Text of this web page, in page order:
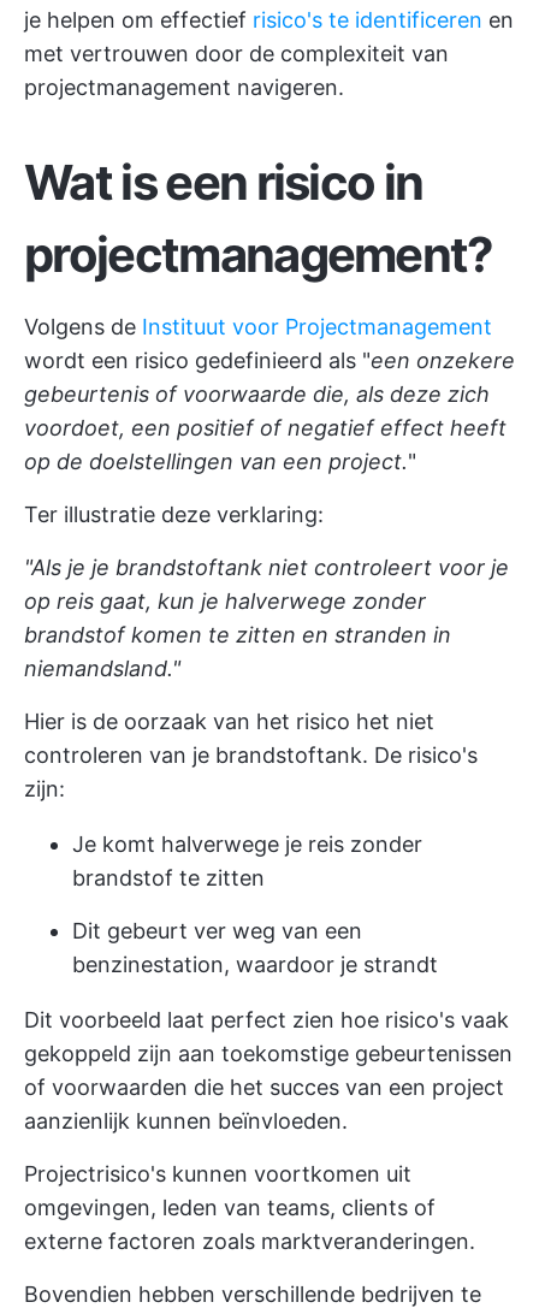
je helpen om effectief risico's te identificeren en
met vertrouwen door de complexiteit van
projectmanagement navigeren.
Wat is een risico in
projectmanagement?
Volgens de Instituut voor Projectmanagement
wordt een risico gedefinieerd als "een onzekere
gebeurtenis of voorwaarde die, als deze zich
voordoet, een positief of negatief effect heeft
op de doelstellingen van een project."
Ter illustratie deze verklaring:
"Als je je brandstoftank niet controleert voor je
op reis gaat, kun je halverwege zonder
brandstof komen te zitten en stranden in
niemandsland."
Hier is de oorzaak van het risico het niet
controleren van je brandstoftank. De risico's
zijn:
Je komt halverwege je reis zonder
brandstof te zitten
Dit gebeurt ver weg van een
benzinestation, waardoor je strandt
Dit voorbeeld laat perfect zien hoe risico's vaak
gekoppeld zijn aan toekomstige gebeurtenissen
of voorwaarden die het succes van een project
aanzienlijk kunnen beïnvloeden.
Projectrisico's kunnen voortkomen uit
omgevingen, leden van teams, clients of
externe factoren zoals marktveranderingen.
Bovendien hebben verschillende bedrijven te